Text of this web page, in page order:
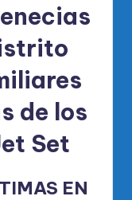
de los
Set
EN